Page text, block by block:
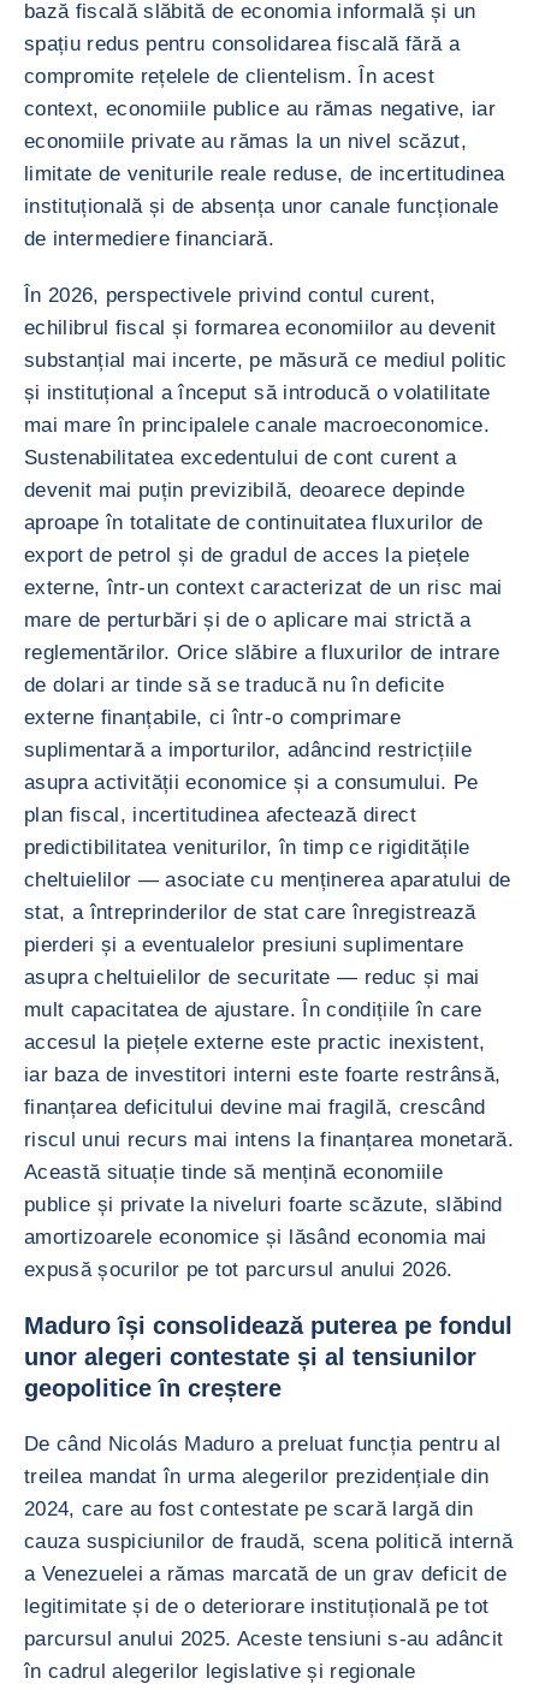
bază fiscală slăbită de economia informală și un
spațiu redus pentru consolidarea fiscală fără a
compromite rețelele de clientelism. În acest
context, economiile publice au rămas negative, iar
economiile private au rămas la un nivel scăzut,
limitate de veniturile reale reduse, de incertitudinea
instituțională și de absența unor canale funcționale
de intermediere financiară.
În 2026, perspectivele privind contul curent,
echilibrul fiscal și formarea economiilor au devenit
substanțial mai incerte, pe măsură ce mediul politic
și instituțional a început să introducă o volatilitate
mai mare în principalele canale macroeconomice.
Sustenabilitatea excedentului de cont curent a
devenit mai puțin previzibilă, deoarece depinde
aproape în totalitate de continuitatea fluxurilor de
export de petrol și de gradul de acces la piețele
externe, într-un context caracterizat de un risc mai
mare de perturbări și de o aplicare mai strictă a
reglementărilor. Orice slăbire a fluxurilor de intrare
de dolari ar tinde să se traducă nu în deficite
externe finanțabile, ci într-o comprimare
suplimentară a importurilor, adâncind restricțiile
asupra activității economice și a consumului. Pe
plan fiscal, incertitudinea afectează direct
predictibilitatea veniturilor, în timp ce rigiditățile
cheltuielilor — asociate cu menținerea aparatului de
stat, a întreprinderilor de stat care înregistrează
pierderi și a eventualelor presiuni suplimentare
asupra cheltuielilor de securitate — reduc și mai
mult capacitatea de ajustare. În condițiile în care
accesul la piețele externe este practic inexistent,
iar baza de investitori interni este foarte restrânsă,
finanțarea deficitului devine mai fragilă, crescând
riscul unui recurs mai intens la finanțarea monetară.
Această situație tinde să mențină economiile
publice și private la niveluri foarte scăzute, slăbind
amortizoarele economice și lăsând economia mai
expusă șocurilor pe tot parcursul anului 2026.
Maduro își consolidează puterea pe fondul
unor alegeri contestate și al tensiunilor
geopolitice în creștere
De când Nicolás Maduro a preluat funcția pentru al
treilea mandat în urma alegerilor prezidențiale din
2024, care au fost contestate pe scară largă din
cauza suspiciunilor de fraudă, scena politică internă
a Venezuelei a rămas marcată de un grav deficit de
legitimitate și de o deteriorare instituțională pe tot
parcursul anului 2025. Aceste tensiuni s-au adâncit
în cadrul alegerilor legislative și regionale